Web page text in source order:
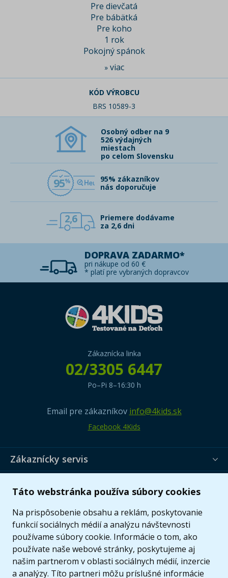
Táto webstránka používa súbory cookies
Na prispôsobenie obsahu a reklám, poskytovanie
funkcií sociálnych médií a analýzu návštevnosti
používame súbory cookie. Informácie o tom, ako
používate naše webové stránky, poskytujeme aj
našim partnerom v oblasti sociálnych médií, inzercie
a analýzy. Títo partneri môžu príslušné informácie
Pre dievčatá
Pre bábätká
Pre koho
1 rok
Pokojný spánok
» viac
KÓD VÝROBCU
BRS 10589-3
Osobný odber na 9
526 výdajných
miestach
po celom Slovensku
95
95% zákazníkov
nás doporučuje
2,6
Priemere dodávame
za 2,6 dni
DOPRAVA ZADARMO*
pri nákupe od 60 €
* platí pre vybraných dopravcov
Zákaznícka linka
02/3305 6447
Po–Pi 8–16:30 h
Email pre zákazníkov info@4kids.sk
Facebook 4Kids
Zákaznícky servis